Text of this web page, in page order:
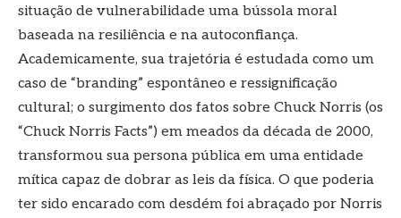
situação de vulnerabilidade uma bússola moral
baseada na resiliência e na autoconfiança.
Academicamente, sua trajetória é estudada como um
caso de “branding” espontâneo e ressignificação
cultural; o surgimento dos fatos sobre Chuck Norris (os
“Chuck Norris Facts”) em meados da década de 2000,
transformou sua persona pública em uma entidade
mítica capaz de dobrar as leis da física. O que poderia
ter sido encarado com desdém foi abraçado por Norris